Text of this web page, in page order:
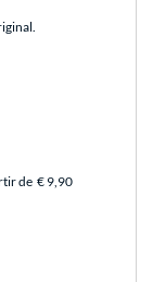
de € 9,90